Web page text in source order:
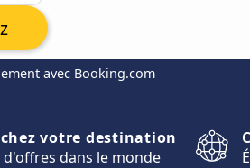
avec Booking.com
votre destination
dans le monde